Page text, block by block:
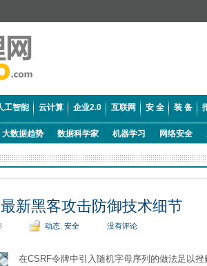
工智能 云计算 企业2.0 互联网 安 全 装 备
大数据趋势 数据科学家 机器学习 网络安全
新黑客攻击防御技术细节
动态 安全 没有评论
在CSRF令牌中引入随机字母序列的做法足以